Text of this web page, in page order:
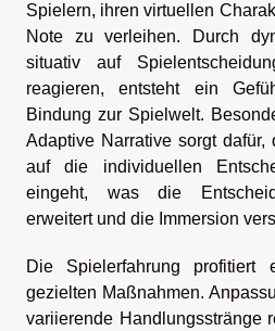
Spielern, ihren virtuellen
Note zu verleihen. Durch
situativ auf
reagieren, entsteht ein
Bindung zur Spielwelt.
Adaptive Narrative sorgt dafür,
auf die individuellen
eingeht, was die
erweitert und die Immersion
Die Spielerfahrung profitiert
gezielten Maßnahmen.
variierende Handlungsstränge